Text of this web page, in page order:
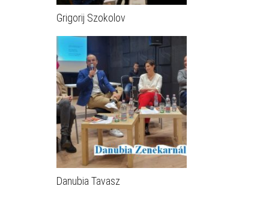
Grigorij Szokolov
Danubia Tavasz